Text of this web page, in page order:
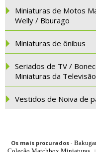
Miniaturas de Motos
Welly / Bburago
Miniaturas de ônibus
Seriados de TV /
Miniaturas da Televisão
Vestidos de Noiva de
Os mais procurados-